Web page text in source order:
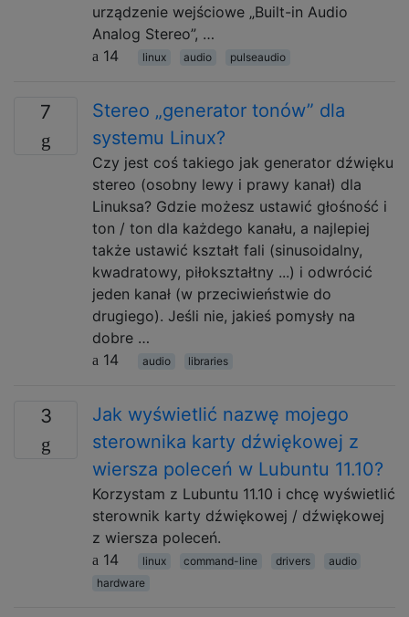
urządzenie wejściowe „Built-in Audio
Analog Stereo”, …
14
linux audio pulseaudio
7
Stereo „generator tonów” dla
systemu Linux?
Czy jest coś takiego jak generator dźwięku
stereo (osobny lewy i prawy kanał) dla
Linuksa? Gdzie możesz ustawić głośność i
ton / ton dla każdego kanału, a najlepiej
także ustawić kształt fali (sinusoidalny,
kwadratowy, piłokształtny ...) i odwrócić
jeden kanał (w przeciwieństwie do
drugiego). Jeśli nie, jakieś pomysły na
dobre …
14
audio libraries
3
Jak wyświetlić nazwę mojego
sterownika karty dźwiękowej z
wiersza poleceń w Lubuntu 11.10?
Korzystam z Lubuntu 11.10 i chcę wyświetlić
sterownik karty dźwiękowej / dźwiękowej
z wiersza poleceń.
14
linux command-line drivers
audio
hardware